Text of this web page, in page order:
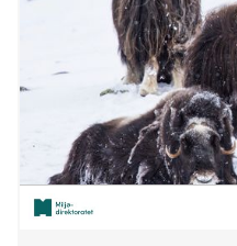
familien satt seg fore å